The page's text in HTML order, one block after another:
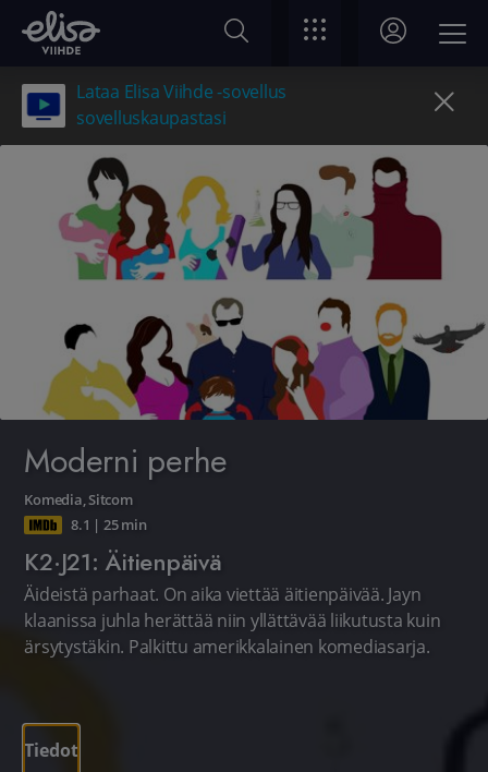
Lataa Elisa Viihde -sovellus
sovelluskaupastasi
Moderni perhe
Komedia,Sitcom
8.1 | 25 min
K2·J21: Äitienpäivä
Äideistä parhaat. On aika viettää äitienpäivää. Jayn
klaanissa juhla herättää niin yllättävää liikutusta kuin
ärsytystäkin. Palkittu amerikkalainen komediasarja.
Tiedot